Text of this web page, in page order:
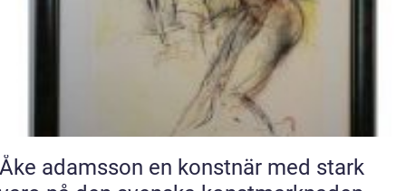
en konstnär med stark